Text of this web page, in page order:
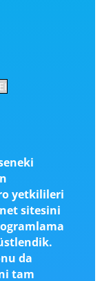
yetkilileri
sitesini
da
tam